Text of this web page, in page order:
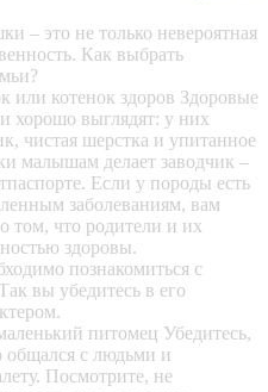
– это не только невероятная
Как выбрать
или котенок здоров Здоровые
выглядят: у них
чистая шерстка и упитанное
малышам делает заводчик –
Если у породы есть
заболеваниям, вам
том, что родители и их
здоровы.
познакомиться с
вы убедитесь в его
питомец Убедитесь,
общался с людьми и
Посмотрите, не